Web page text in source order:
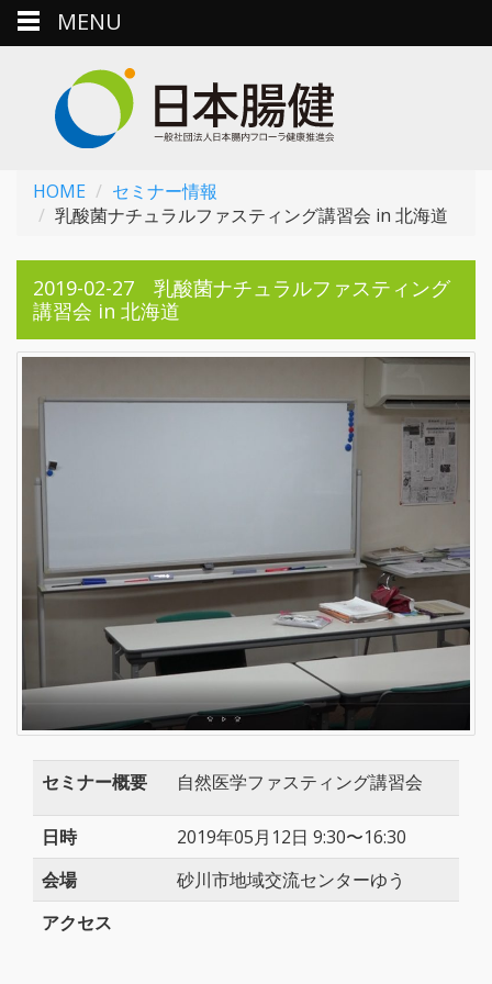
HOME
セミナー情報
乳酸菌ナチュラルファスティング講習会 in 北海道
2019-02-27 乳酸菌ナチュラルファスティング
講習会 in 北海道
セミナー概要 自然医学ファスティング講習会
日時
2019年05月12日 9:30〜16:30
会場
砂川市地域交流センターゆう
アクセス
MENU